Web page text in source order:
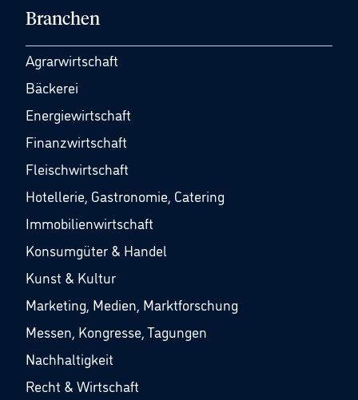
Branchen
Agrarwirtschaft
Bäckerei
Energiewirtschaft
Finanzwirtschaft
Fleischwirtschaft
Hotellerie, Gastronomie, Catering
Immobilienwirtschaft
Konsumgüter & Handel
Kunst & Kultur
Marketing, Medien, Marktforschung
Messen, Kongresse, Tagungen
Nachhaltigkeit
Recht & Wirtschaft